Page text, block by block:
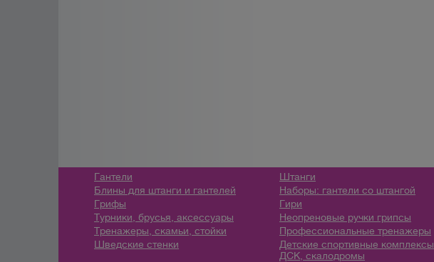
Гантели
Штанги
Блины для штанги и гантелей
Наборы: гантели со штангой
Грифы
Гири
Турники, брусья, аксессуары
Неопреновые ручки грипсы
Тренажеры, скамьи, стойки
Профессиональные тренажеры
Шведские стенки
Детские спортивные комплексы
ДСК, скалодромы